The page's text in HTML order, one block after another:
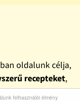
felhasználói élmény
oldalunk célja,
recepteket,
.